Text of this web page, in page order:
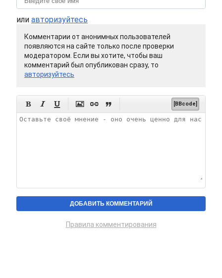
или авторизуйтесь
Комментарии от анонимных пользователей
появляются на сайте только после проверки
модератором. Если вы хотите, чтобы ваш
комментарий был опубликован сразу, то
авторизуйтесь
      [BBcode]
Правила комментирования